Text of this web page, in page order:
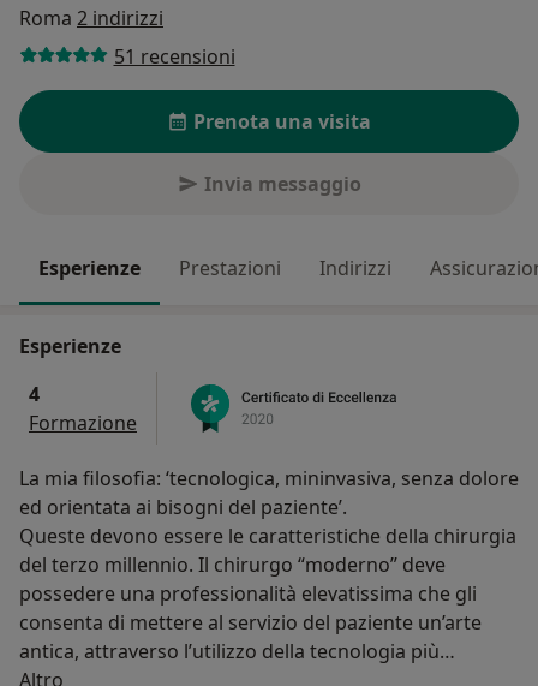
Roma 2 indirizzi
51 recensioni
Prenota una visita
Invia messaggio
Esperienze Prestazioni Indirizzi
Esperienze
4
Formazione
La mia filosofia: ‘tecnologica, mininvasiva, senza dolore
ed orientata ai bisogni del paziente’.
Queste devono essere le caratteristiche della chirurgia
del terzo millennio. Il chirurgo “moderno” deve
possedere una professionalità elevatissima che gli
consenta di mettere al servizio del paziente un’arte
antica, attraverso l’utilizzo della tecnologia più
sofisticata.
Altro